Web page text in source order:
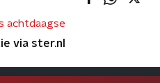
achtdaagse
via ster.nl